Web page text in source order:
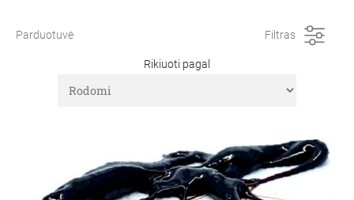
Parduotuvė Filtras
Rikiuoti pagal